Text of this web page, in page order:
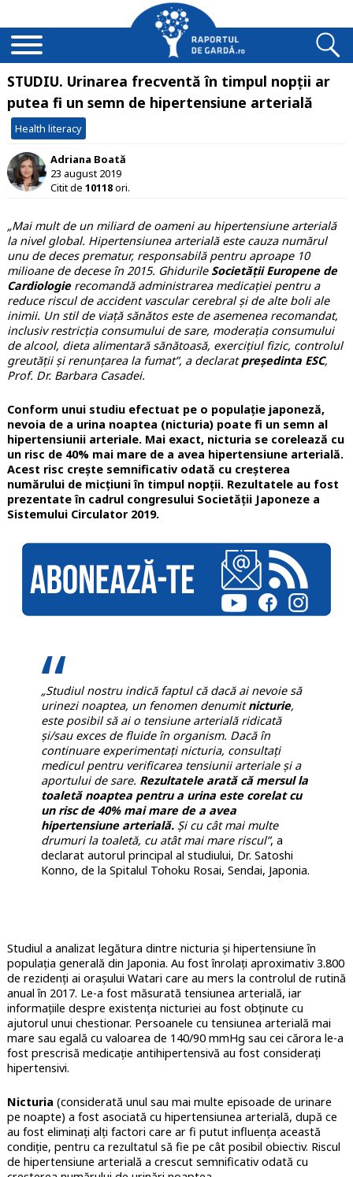
STUDIU. Urinarea frecventă în timpul nopții ar
putea fi un semn de hipertensiune arterială
Health literacy
Adriana Boată
23 august 2019
Citit de 10118ori.
„Mai mult de un miliard de oameni au hipertensiune arterială
la nivel global. Hipertensiunea arterială este cauza numărul
unu de deces prematur, responsabilă pentru aproape 10
milioane de decese în 2015. Ghidurile Societății Europene de
Cardiologierecomandă administrarea medicației pentru a
reduce riscul de accident vascular cerebral și de alte boli ale
inimii. Un stil de viață sănătos este de asemenea recomandat,
inclusiv restricția consumului de sare, moderația consumului
de alcool, dieta alimentară sănătoasă, exercițiul fizic, controlul
greutății și renunțarea la fumat”, a declaratpreședinta ESC,
Prof. Dr. Barbara Casadei.
Conform unui studiu efectuat pe o populație japoneză,
nevoia de a urina noaptea (nicturia) poate fi un semn al
hipertensiunii arteriale. Mai exact, nicturia se corelează cu
un risc de 40% mai mare de a avea hipertensiune arterială.
Acest risc crește semnificativ odată cu creșterea
numărului de micțiuni în timpul nopții. Rezultatele au fost
prezentate în cadrul congresului Societății Japoneze a
Sistemului Circulator 2019.
„Studiul nostru indică faptul că dacă ai nevoie să
urinezi noaptea, un fenomen denumitnicturie,
este posibil să ai o tensiune arterială ridicată
și/sau exces de fluide în organism. Dacă în
continuare experimentați nicturia, consultați
medicul pentru verificarea tensiunii arteriale și a
aportului de sare. Rezultatele arată că mersul la
toaletă noaptea pentru a urina este corelat cu
un risc de 40% mai mare de a avea
hipertensiune arterială.Și cu cât mai multe
drumuri la toaletă, cu atât mai mare riscul”, a
declarat autorul principal al studiului, Dr. Satoshi
Konno, de la Spitalul Tohoku Rosai, Sendai, Japonia.
Studiul a analizat legătura dintre nicturia și hipertensiune în
populația generală din Japonia. Au fost înrolați aproximativ 3.800
de rezidenți ai orașului Watari care au mers la controlul de rutină
anual în 2017. Le-a fost măsurată tensiunea arterială, iar
informațiile despre existența nicturiei au fost obținute cu
ajutorul unui chestionar. Persoanele cu tensiunea arterială mai
mare sau egală cu valoarea de 140/90 mmHg sau cei cărora le-a
fost prescrisă medicație antihipertensivă au fost considerați
hipertensivi.
Nicturia (considerată unul sau mai multe episoade de urinare
pe noapte) a fost asociată cu hipertensiunea arterială, după ce
au fost eliminați alți factori care ar fi putut influența această
condiție, pentru ca rezultatul să fie pe cât posibil obiectiv. Riscul
de hipertensiune arterială a crescut semnificativ odată cu